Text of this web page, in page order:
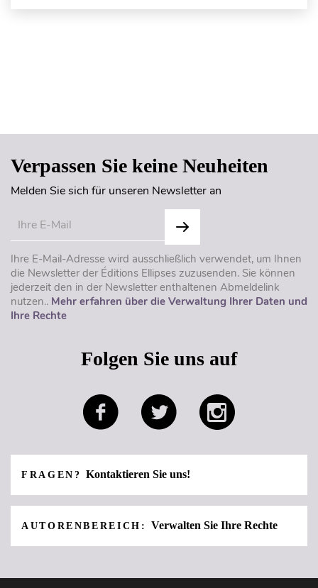
Verpassen Sie keine Neuheiten
Melden Sie sich für unseren Newsletter an
Ihre E-Mail-Adresse wird ausschließlich verwendet, um Ihnen
die Newsletter der Éditions Ellipses zuzusenden. Sie können
jederzeit den in der Newsletter enthaltenen Abmeldelink
nutzen.. Mehr erfahren über die Verwaltung Ihrer Daten und
Ihre Rechte
Folgen Sie uns auf
FRAGEN?Kontaktieren Sie uns!
AUTORENBEREICH: Verwalten Sie Ihre Rechte